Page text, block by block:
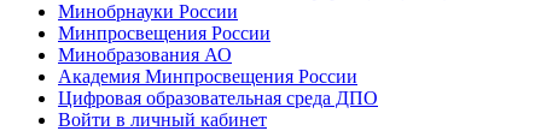
Минобрнауки России
Минпросвещения России
Минобразования АО
Академия Минпросвещения России
Цифровая образовательная среда ДПО
Войти в личный кабинет